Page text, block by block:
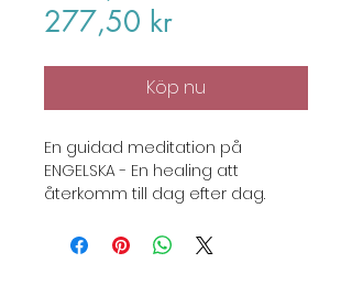
277,50 krSale
Price
Köp nu
En guidad meditation på
ENGELSKA - En healing att
återkomm till dag efter dag.
eller efter intensiva perioder - av